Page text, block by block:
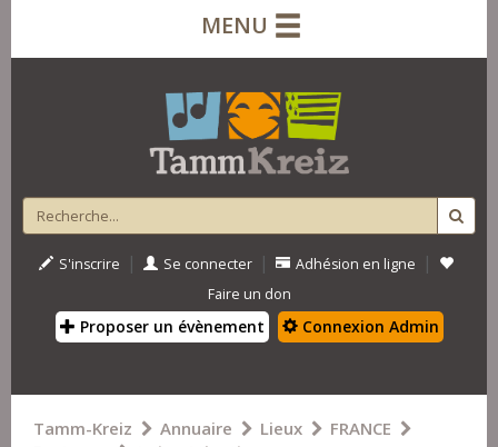
MENU
S'inscrire | Se connecter | Adhésion en ligne |
Faire un don
Proposer un évènement Connexion Admin
Tamm-Kreiz Annuaire Lieux
FRANCE